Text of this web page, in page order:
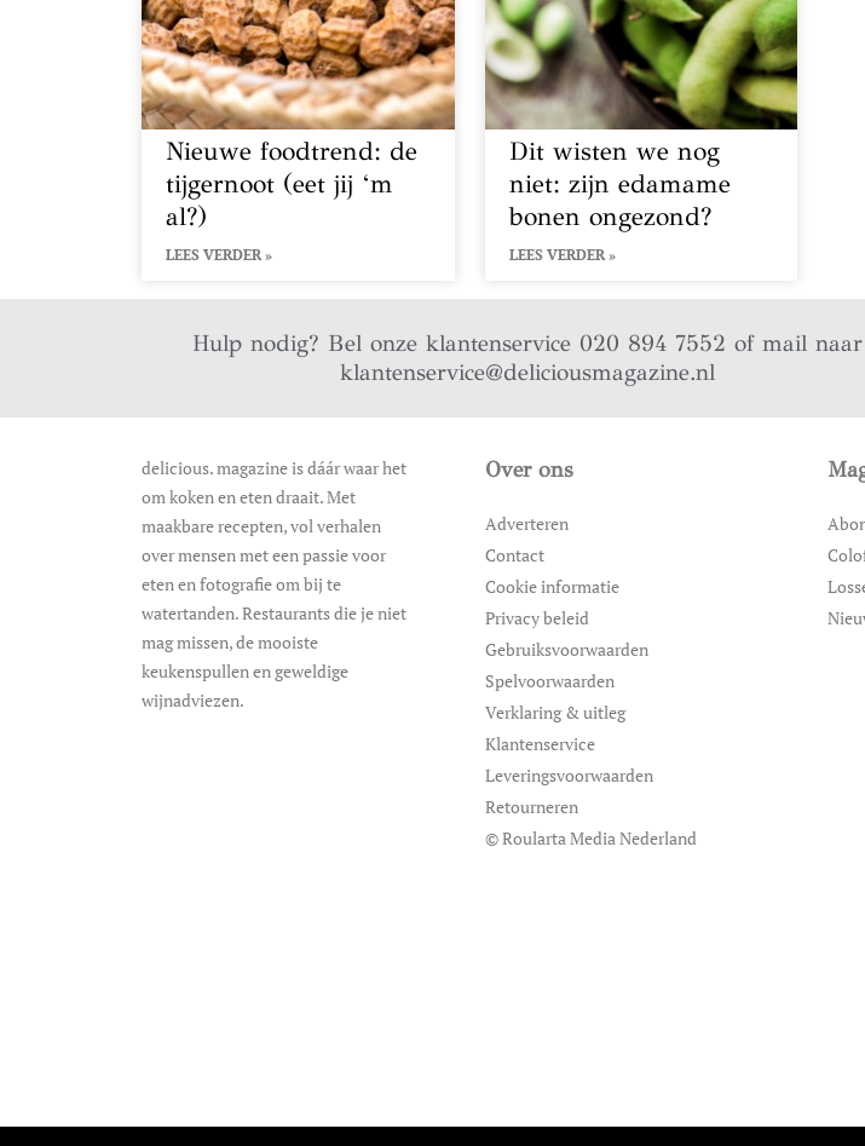
Nieuwe foodtrend: de
tijgernoot (eet jij ‘m
al?)
LEES VERDER »
Dit wisten we nog
niet: zijn edamame
bonen ongezond?
LEES VERDER »
Hulp nodig? Bel onze klantenservice 020 894 7552 of mail naar
klantenservice@deliciousmagazine.nl
delicious. magazine is dáár waar het
om koken en eten draait. Met
maakbare recepten, vol verhalen
over mensen met een passie voor
eten en fotografie om bij te
watertanden. Restaurants die je niet
mag missen, de mooiste
keukenspullen en geweldige
wijnadviezen.
Over ons
Adverteren
Contact
Cookie informatie
Privacy beleid
Gebruiksvoorwaarden
Spelvoorwaarden
Verklaring & uitleg
Klantenservice
Leveringsvoorwaarden
Retourneren
© Roularta Media Nederland